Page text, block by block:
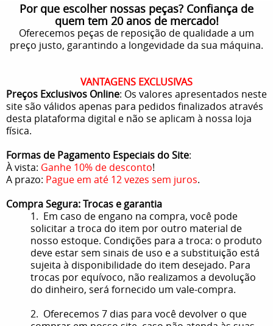
Por que escolher nossas peças? Confiança de
quem tem 20 anos de mercado!
Oferecemos peças de reposição de qualidade a um
preço justo, garantindo a longevidade da sua máquina.
VANTAGENS EXCLUSIVAS
Preços Exclusivos Online: Os valores apresentados neste
site são válidos apenas para pedidos finalizados através
desta plataforma digital e não se aplicam à nossa loja
física.
Formas de Pagamento Especiais do Site:
À vista: Ganhe 10% de desconto!
A prazo: Pague em até 12 vezes sem juros.
Compra Segura: Trocas e garantia
1. Em caso de engano na compra, você pode
solicitar a troca do item por outro material de
nosso estoque. Condições para a troca: o produto
deve estar sem sinais de uso e a substituição está
sujeita à disponibilidade do item desejado. Para
trocas por equívoco, não realizamos a devolução
do dinheiro, será fornecido um vale-compra.
2. Oferecemos 7 dias para você devolver o que